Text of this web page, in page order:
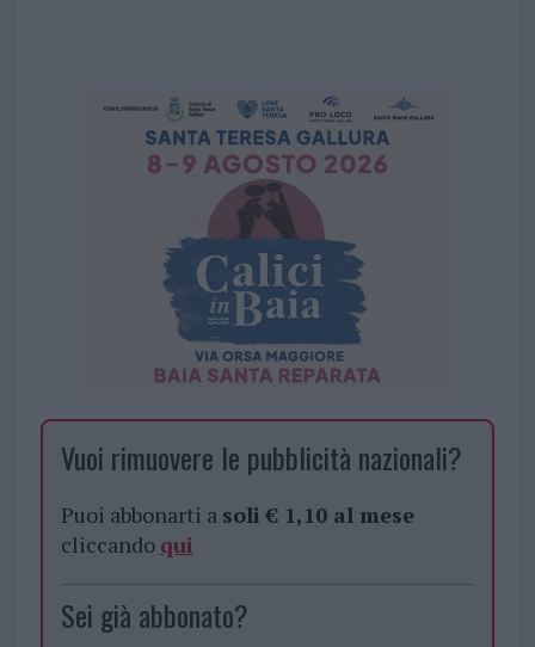
Vuoi rimuovere le pubblicità nazionali?
Puoi abbonarti a soli € 1,10 al mese
cliccando qui
Sei già abbonato?